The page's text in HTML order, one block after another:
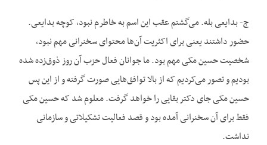
ج- بدایعی بله. می‌گشتم عقب این اسم به خاطرم نبود، کوچه بدایعی.
حضور داشتند یعنی برای اکثریت آن‌ها محتوای سخنرانی مهم نبود،
شخصیت حسین مکی مهم بود. ما جوانان فعال حزب آن روز ذوق‌زده شده
بودیم و تصور می‌کردیم که از بالا توافق‌‌هایی صورت گرفته و از این پس
حسین مکی جای دکتر بقایی را خواهد گرفت. معلوم شد که حسین مکی
فقط برای آن سخنرانی آمده بود و قصد فعالیت تشکیلاتی و سازمانی
نداشت.